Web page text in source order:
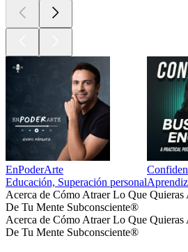
EnPoderArte
Educación, Superación personal
Acerca de Cómo Atraer Lo Que
De Tu Mente Subconsciente®
Acerca de Cómo Atraer Lo Que
De Tu Mente Subconsciente®